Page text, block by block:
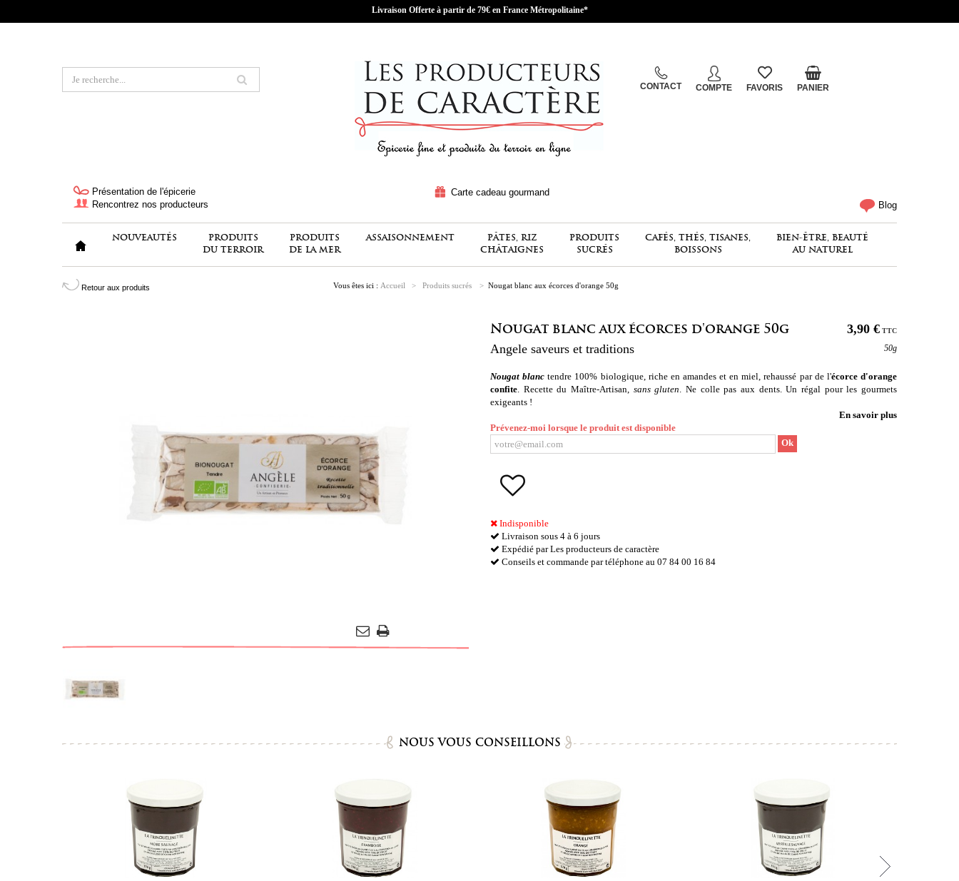
Livraison Offerte à partir de 79€ en France Métropolitaine*
CONTACT COMPTE FAVORIS PANIER
Présentation de l'épicerie
Rencontrez nos producteurs
Carte cadeau gourmand
Blog
NOUVEAUTÉS
PRODUITS
DU TERROIR
PRODUITS
DE LA MER
ASSAISONNEMENT
PÂTES, RIZ
CHÂTAIGNES
PRODUITS
SUCRÉS
CAFÉS, THÉS, TISANES,
BOISSONS
BIEN-ÊTRE, BEAUTÉ
AU NATUREL
Vous êtes ici : Accueil > Produits sucrés > Nougat blanc aux écorces d'orange 50g
Retour aux produits
Nougat blanc aux écorces d'orange 50g
Angele saveurs et traditions
3,90 € TTC
50g
Nougat blanc tendre 100% biologique, riche en amandes et en miel, rehaussé par de l'écorce d'orange
confite. Recette du Maître-Artisan, sans gluten. Ne colle pas aux dents. Un régal pour les gourmets
exigeants !
En savoir plus
Prévenez-moi lorsque le produit est disponible
Ok
Indisponible
Livraison sous 4 à 6 jours
Expédié par Les producteurs de caractère
Conseils et commande par téléphone au 07 84 00 16 84
NOUS VOUS CONSEILLONS